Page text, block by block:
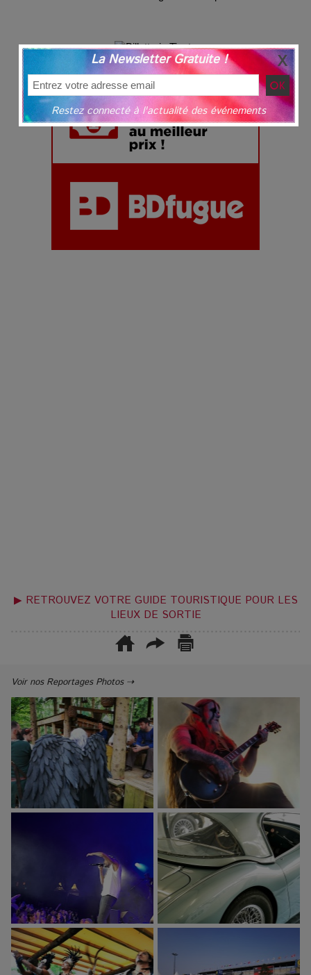
▶ RETROUVEZ VOTRE GUIDE TOURISTIQUE POUR LES
LIEUX DE SORTIE
Voir nos Reportages Photos ⇢
La Newsletter Gratuite !
Restez connecté à l'actualité des événements